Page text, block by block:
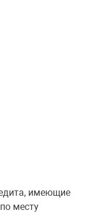
имеющие
месту